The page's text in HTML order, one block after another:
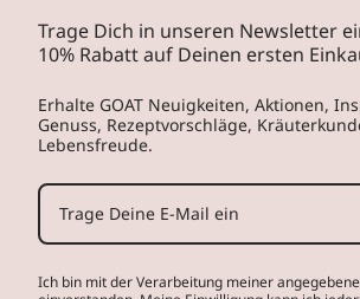
Trage Dich in unseren Newsletter
10% Rabatt auf Deinen ersten
Erhalte GOAT Neuigkeiten, Aktionen,
Genuss, Rezeptvorschläge,
Lebensfreude.
Ich bin mit der Verarbeitung meiner